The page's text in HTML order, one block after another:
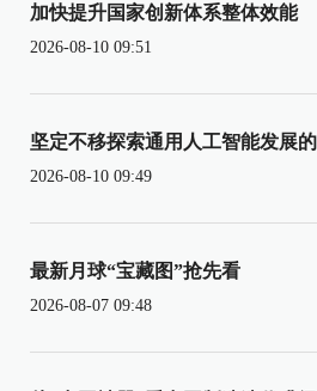
加快提升国家创新体系整体效能
2026-08-10 09:51
坚定不移探索通用人工智能发展
2026-08-10 09:49
最新月球“宝藏图”抢先看
2026-08-07 09:48